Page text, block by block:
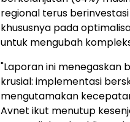
regional terus
khususnya pada
untuk mengubah
"Laporan ini menegaskan
krusial: implementasi
mengutamakan
Avnet ikut menutup